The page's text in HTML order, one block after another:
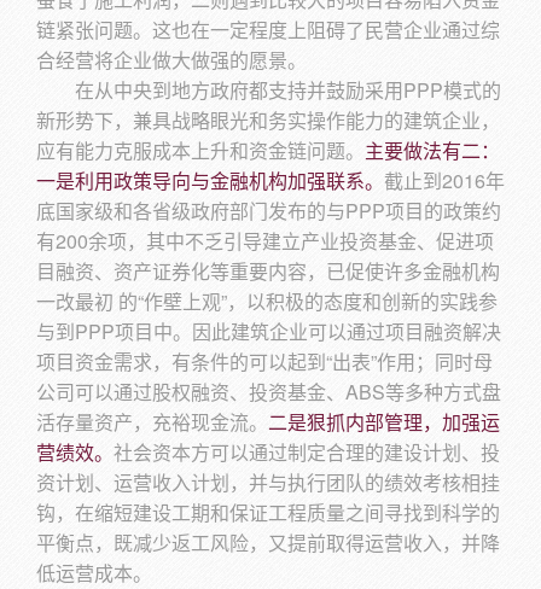
链紧张问题。这也在一定程度上阻碍了民营企业通过综
合经营将企业做大做强的愿景。
在从中央到地方政府都支持并鼓励采用PPP模式的
新形势下，兼具战略眼光和务实操作能力的建筑企业，
应有能力克服成本上升和资金链问题。 主要做法有二：
一是利用政策导向与金融机构加强联系。 截止到2016年
底国家级和各省级政府部门发布的与PPP项目的政策约
有200余项，其中不乏引导建立产业投资基金、促进项
目融资、资产证券化等重要内容，已促使许多金融机构
一改最初 的“作壁上观”，以积极的态度和创新的实践参
与到PPP项目中。因此建筑企业可以通过项目融资解决
项目资金需求，有条件的可以起到“出表”作用；同时母
公司可以通过股权融资、投资基金、ABS等多种方式盘
活存量资产，充裕现金流。 二是狠抓内部管理，加强运
营绩效。 社会资本方可以通过制定合理的建设计划、投
资计划、运营收入计划，并与执行团队的绩效考核相挂
钩，在缩短建设工期和保证工程质量之间寻找到科学的
平衡点，既减少返工风险，又提前取得运营收入，并降
低运营成本。